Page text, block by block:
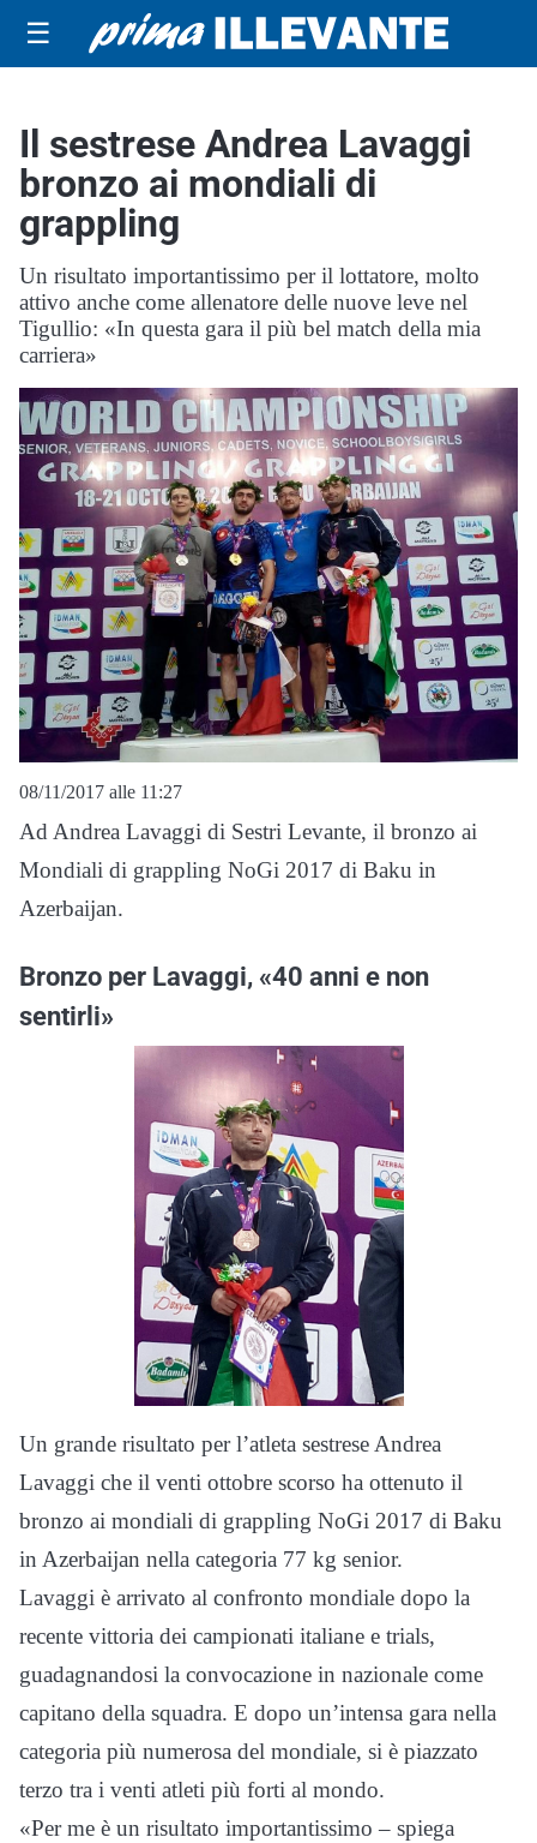
☰
Il sestrese Andrea Lavaggi
bronzo ai mondiali di
grappling
Un risultato importantissimo per il lottatore, molto
attivo anche come allenatore delle nuove leve nel
Tigullio: «In questa gara il più bel match della mia
carriera»
08/11/2017 alle 11:27
Ad Andrea Lavaggi di Sestri Levante, il bronzo ai
Mondiali di grappling NoGi 2017 di Baku in
Azerbaijan.
Bronzo per Lavaggi, «40 anni e non
sentirli»
Un grande risultato per l’atleta sestrese Andrea
Lavaggi che il venti ottobre scorso ha ottenuto il
bronzo ai mondiali di grappling NoGi 2017 di Baku
in Azerbaijan nella categoria 77 kg senior.
Lavaggi è arrivato al confronto mondiale dopo la
recente vittoria dei campionati italiane e trials,
guadagnandosi la convocazione in nazionale come
capitano della squadra. E dopo un’intensa gara nella
categoria più numerosa del mondiale, si è piazzato
terzo tra i venti atleti più forti al mondo.
«Per me è un risultato importantissimo – spiega